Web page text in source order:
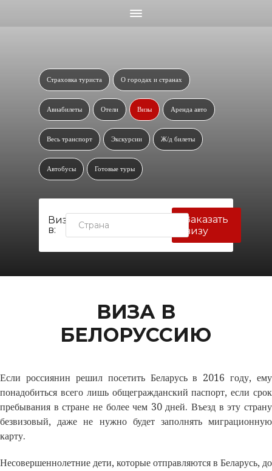
Страховка туриста О городах и странах
Авиабилеты Отели Визы Аренда авто
Весь транспорт Экскурсии Ж/д билеты
Автобусы Готовые туры
Виза
в:
Заказать
визу
ВИЗА В
БЕЛОРУССИЮ
Если россиянин решил посетить Беларусь в 2016 году, ему
понадобиться всего лишь общегражданский паспорт, если срок
пребывания в стране не более чем 30 дней. Въезд в эту страну
безвизовый, даже не нужно будет заполнять миграционную
карту.
Несовершеннолетние дети, которые отправляются в Беларусь, до